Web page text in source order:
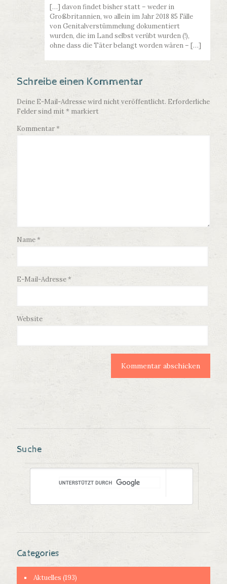
[…] davon findet bisher statt – weder in
Großbritannien, wo allein im Jahr 2018 85 Fälle
von Genitalverstümmelung dokumentiert
wurden, die im Land selbst verübt wurden (!),
ohne dass die Täter belangt worden wären – […]
Schreibe einen Kommentar
Deine E-Mail-Adresse wird nicht veröffentlicht. Erforderliche
Felder sind mit* markiert
Kommentar*
Name*
E-Mail-Adresse*
Website
Suche
Categories
Aktuelles (193)